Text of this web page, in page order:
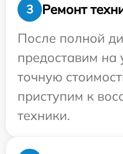
3
Ремонт
После полной
предоставим на
точную
приступим к
техники.